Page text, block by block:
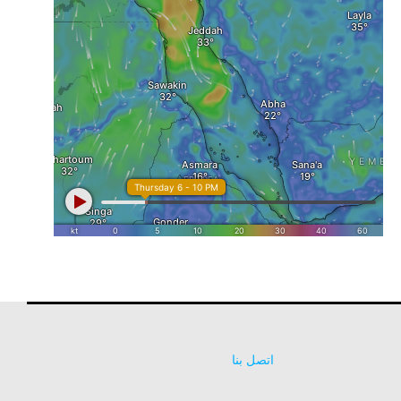
اتصل بنا